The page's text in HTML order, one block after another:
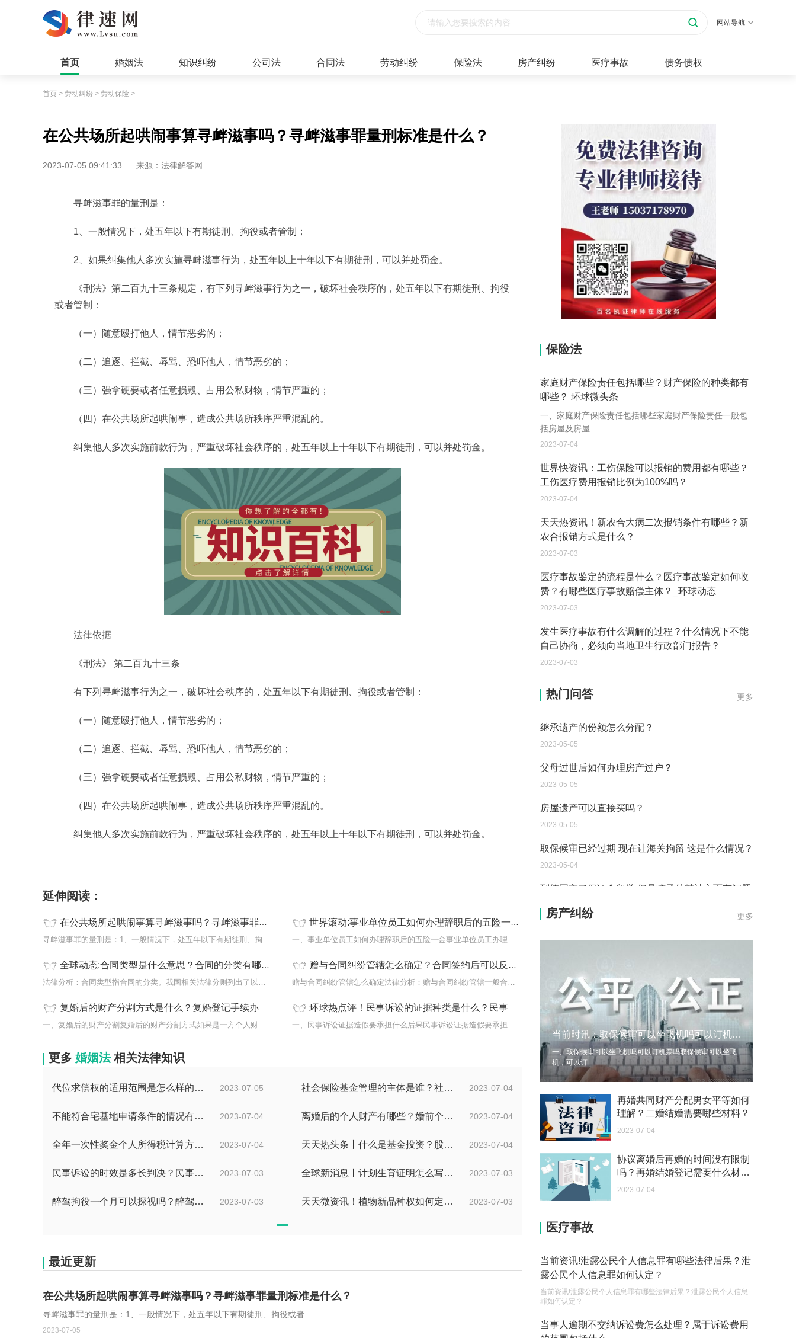
网站导航
首页 婚姻法 知识纠纷 公司法 合同法 劳动纠纷 保险法 房产纠纷 医疗事故 债务债权
首页 > 劳动纠纷 > 劳动保险 >
在公共场所起哄闹事算寻衅滋事吗？寻衅滋事罪量刑标准是什么？
2023-07-05 09:41:33 来源：法律解答网
寻衅滋事罪的量刑是：
1、一般情况下，处五年以下有期徒刑、拘役或者管制；
2、如果纠集他人多次实施寻衅滋事行为，处五年以上十年以下有期徒刑，可以并处罚金。
《刑法》第二百九十三条规定，有下列寻衅滋事行为之一，破坏社会秩序的，处五年以下有期徒刑、拘役
或者管制：
（一）随意殴打他人，情节恶劣的；
（二）追逐、拦截、辱骂、恐吓他人，情节恶劣的；
（三）强拿硬要或者任意损毁、占用公私财物，情节严重的；
（四）在公共场所起哄闹事，造成公共场所秩序严重混乱的。
纠集他人多次实施前款行为，严重破坏社会秩序的，处五年以上十年以下有期徒刑，可以并处罚金。
法律依据
《刑法》 第二百九十三条
有下列寻衅滋事行为之一，破坏社会秩序的，处五年以下有期徒刑、拘役或者管制：
（一）随意殴打他人，情节恶劣的；
（二）追逐、拦截、辱骂、恐吓他人，情节恶劣的；
（三）强拿硬要或者任意损毁、占用公私财物，情节严重的；
（四）在公共场所起哄闹事，造成公共场所秩序严重混乱的。
纠集他人多次实施前款行为，严重破坏社会秩序的，处五年以上十年以下有期徒刑，可以并处罚金。
延伸阅读：
在公共场所起哄闹事算寻衅滋事吗？寻衅滋事罪量刑标准是什么？
寻衅滋事罪的量刑是：1、一般情况下，处五年以下有期徒刑、拘役或者
世界滚动:事业单位员工如何办理辞职后的五险一金？个体户五险一金比例是多少？
一、事业单位员工如何办理辞职后的五险一金事业单位员工办理辞职后
全球动态:合同类型是什么意思？合同的分类有哪些？
法律分析：合同类型指合同的分类。我国相关法律分则列出了以下15种
赠与合同纠纷管辖怎么确定？合同签约后可以反悔吗？
赠与合同纠纷管辖怎么确定法律分析：赠与合同纠纷管辖一般合同有约
复婚后的财产分割方式是什么？复婚登记手续办理流程是什么？
一、复婚后的财产分割复婚后的财产分割方式如果是一方个人财产的是
环球热点评！民事诉讼的证据种类是什么？民事诉讼证据造假要承担什么后果？
一、民事诉讼证据造假要承担什么后果民事诉讼证据造假要承担如下后
更多 婚姻法 相关法律知识
2023-07-05
代位求偿权的适用范围是怎么样的?代位求偿权的行使条件是什么？-独家 2023-07-04
社会保险基金管理的主体是谁？社会保险基金投资运营的管理有几方面？
2023-07-04
不能符合宅基地申请条件的情况有哪些？申请宅基地需要哪些材料？ 2023-07-04
离婚后的个人财产有哪些？婚前个人财产要怎么证明？
2023-07-04
全年一次性奖金个人所得税计算方法是什么？个税专项附加扣除如何界定？ 2023-07-04
天天热头条丨什么是基金投资？股票中的价值投资是什么意思？
2023-07-03
民事诉讼的时效是多长判决？民事诉讼的诉讼费用计算-天天简讯 2023-07-03
全球新消息丨计划生育证明怎么写？计划生育证明都需要什么材料？
2023-07-03
醉驾拘役一个月可以探视吗？醉驾判拘役当庭执行吗？ 2023-07-03
天天微资讯！植物新品种权如何定义的？植物新品种权应符合什么条件？
最近更新
在公共场所起哄闹事算寻衅滋事吗？寻衅滋事罪量刑标准是什么？
寻衅滋事罪的量刑是：1、一般情况下，处五年以下有期徒刑、拘役或者
2023-07-05
保险法
家庭财产保险责任包括哪些？财产保险的种类都有
哪些？ 环球微头条
一、家庭财产保险责任包括哪些家庭财产保险责任一般包
括房屋及房屋
2023-07-04
世界快资讯：工伤保险可以报销的费用都有哪些？
工伤医疗费用报销比例为100%吗？
2023-07-04
天天热资讯！新农合大病二次报销条件有哪些？新
农合报销方式是什么？
2023-07-03
医疗事故鉴定的流程是什么？医疗事故鉴定如何收
费？有哪些医疗事故赔偿主体？_环球动态
2023-07-03
发生医疗事故有什么调解的过程？什么情况下不能
自己协商，必须向当地卫生行政部门报告？
2023-07-03
更多
热门问答
继承遗产的份额怎么分配？
父母过世后如何办理房产过户？
2023-05-05
房屋遗产可以直接买吗？
2023-05-05
取保候审已经过期 现在让海关拘留 这是什么情况？
2023-05-04
到德国交了保证金留学 但是孩子的精神方面有问题
保证金可以拿回来吗？
2023-05-04
您好：请问从国外进口的费钢税率是多少？非常感
外国旅游签证可以在中国大使馆登记结婚吗？
2023-05-04
我可以在苏州申请护照吗？我所在的地方是云南
2023-05-04
你好 我想问一下外国人来这里工作没有护照该怎么
办？
2023-05-04
如何续签居住证 我的1月7日到期
中介说商务签转工作签证合法吗 应该向哪个国家机
关报案？
你好 我需要申请去美国结婚的签证 过程是什么？
代理权的产生原因是什么？当我国没有外贸经营权
的企业委托外贸公司进出口贸易时，相关当事人的
权利和责任是什么？
2023-05-04
单纯的遗产赠要缴税吗？
更多
房产纠纷
当前时讯：取保候审可以坐飞机吗可以订机票吗？取保候审到期能连续吗？
一、取保候审可以坐飞机吗可以订机票吗取保候审可以坐飞
机，可以订
再婚共同财产分配男女平等如何
理解？二婚结婚需要哪些材料？
2023-07-04
协议离婚后再婚的时间没有限制
吗？再婚结婚登记需要什么材
料？
2023-07-04
医疗事故
当前资讯!泄露公民个人信息罪有哪些法律后果？泄
露公民个人信息罪如何认定？
当前资讯!泄露公民个人信息罪有哪些法律后果？泄露公民个人信息
罪如何认定？
当事人逾期不交纳诉讼费怎么处理？属于诉讼费用